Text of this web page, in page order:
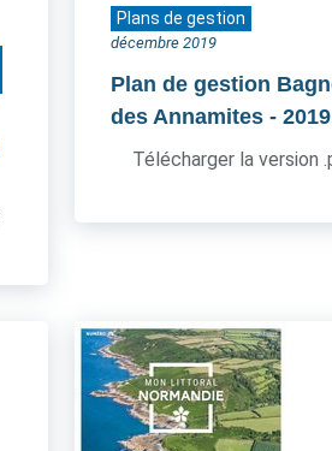
Plans de gestion
décembre 2019
Plan de gestion
des Annamites - 2019
Télécharger la version